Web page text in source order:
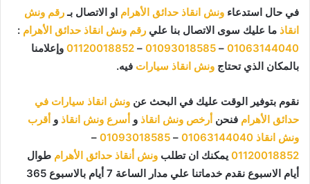
في حال استدعاء ونش انقاذ حدائق الأهرام او الاتصال بـرقم ونش
انقاذ ما عليك سوى الاتصال بنا علي رقم ونش انقاذ حدائق الأهرام :
01063144040
–
01093018585
–
01120018852 وإعلامنا
بالمكان الذي تحتاج ونش انقاذ سيارات فيه.
نقوم بتوفير الوقت عليك في البحث عن ونش انقاذ سيارات في
حدائق الأهرام فنحن أرخص ونش انقاذ و أسرع ونش انقاذ و أقرب
ونش انقاذ 01063144040
–
01093018585
–
01120018852 يمكنك ان تطلب ونش أنقاذ حدائق الأهرام طوال
أيام الاسبوع نقدم خدماتنا علي مدار الساعة 7 أيام بالاسبوع 365